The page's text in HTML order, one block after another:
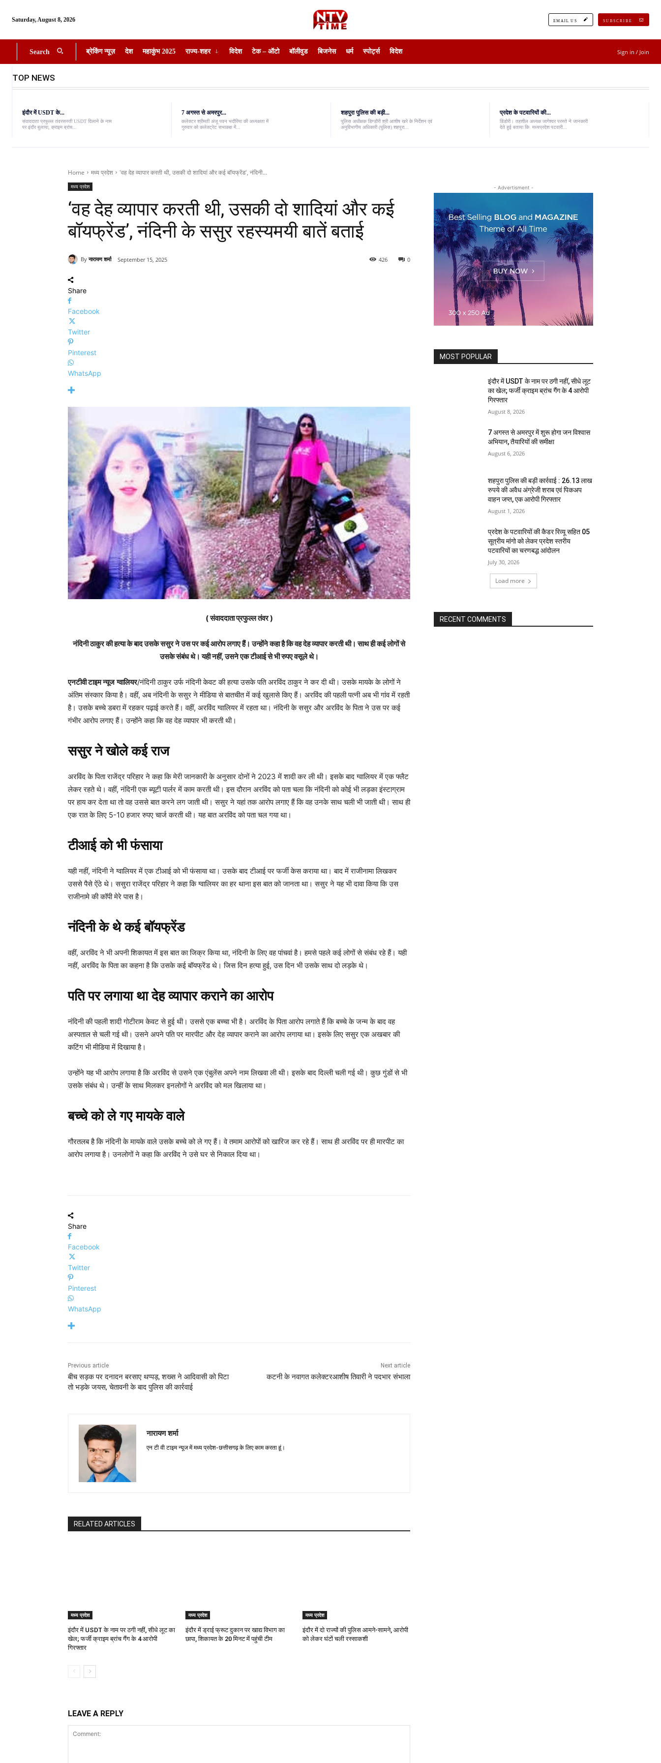
Saturday, August 8, 2026 EMAIL US SUBSCRIBE
Search ब्रेकिंग न्यूज़ देश महाकुंभ 2025 राज्य-शहर विदेश टेक – ऑटो बॉलीवुड बिजनेस धर्म स्पोर्ट्स विदेश Sign in / Join
TOP NEWS
इंदौर में USDT के...
संवाददाता प्रफुल्ल तंवरसस्ती USDT दिलाने के नाम
पर इंदौर बुलाया, क्राइम ब्रांच...
7 अगस्त से अमरपुर...
कलेक्टर श्रीमती अंजू पवन भदौरिया की अध्यक्षता में
गुरुवार को कलेक्ट्रेट सभाकक्ष में...
शहपुरा पुलिस की बड़ी...
पुलिस अधीक्षक डिण्डौरी श्री आशीष खरे के निर्देशन एवं
अनुविभागीय अधिकारी (पुलिस) शहपुरा...
प्रदेश के पटवारियों की...
डिंडोरी। तहशील अध्यक्ष जागेश्वर परस्ते ने जानकारी
देते हुई बताया कि मध्यप्रदेश पटवारी...
Home मध्य प्रदेश 'वह देह व्यापार करती थी, उसकी दो शादियां और कई बॉयफ्रेंड', नंदिनी...
मध्य प्रदेश
‘वह देह व्यापार करती थी, उसकी दो शादियां और कई
बॉयफ्रेंड’, नंदिनी के ससुर रहस्यमयी बातें बताई
By नारायण शर्मा September 15, 2025 0
426
Share
Facebook
Twitter
Pinterest
WhatsApp
( संवाददाता प्रफुल्ल तंवर )
नंदिनी ठाकुर की हत्या के बाद उसके ससुर ने उस पर कई आरोप लगाए हैं। उन्होंने कहा है कि वह देह व्यापार करती थी। साथ ही कई लोगों से
उसके संबंध थे। यही नहीं, उसने एक टीआई से भी रुपए वसूले थे।
एनटीवी टाइम न्यूज ग्वालियर/नंदिनी ठाकुर उर्फ नंदिनी केवट की हत्या उसके पति अरविंद ठाकुर ने कर दी थी। उसके मायके के लोगों ने
अंतिम संस्कार किया है। वहीं, अब नंदिनी के ससुर ने मीडिया से बातचीत में कई खुलासे किए हैं। अरविंद की पहली पत्नी अब भी गांव में रहती
है। उसके बच्चे डबरा में रहकर पढ़ाई करते हैं। वहीं, अरविंद ग्वालियर में रहता था। नंदिनी के ससुर और अरविंद के पिता ने उस पर कई
गंभीर आरोप लगाए हैं। उन्होंने कहा कि वह देह व्यापार भी करती थी।
ससुर ने खोले कई राज
अरविंद के पिता राजेंद्र परिहार ने कहा कि मेरी जानकारी के अनुसार दोनों ने 2023 में शादी कर ली थी। इसके बाद ग्वालियर में एक फ्लैट
लेकर रहते थे। वहीं, नंदिनी एक ब्यूटी पार्लर में काम करती थी। इस दौरान अरविंद को पता चला कि नंदिनी को कोई भी लड़का इंस्टाग्राम
पर हाय कर देता था तो वह उससे बात करने लग जाती थी। ससुर ने यहां तक आरोप लगाए हैं कि वह उनके साथ चली भी जाती थी। साथ ही
एक रात के लिए 5-10 हजार रुपए चार्ज करती थी। यह बात अरविंद को पता चल गया था।
टीआई को भी फंसाया
यही नहीं, नंदिनी ने ग्वालियर में एक टीआई को भी फंसाया था। उसके बाद टीआई पर फर्जी केस कराया था। बाद में राजीनामा लिखकर
उससे पैसे ऐंठे थे। ससुरा राजेंद्र परिहार ने कहा कि ग्वालियर का हर थाना इस बात को जानता था। ससुर ने यह भी दावा किया कि उस
राजीनामे की कॉपी मेरे पास है।
नंदिनी के थे कई बॉयफ्रेंड
वहीं, अरविंद ने भी अपनी शिकायत में इस बात का जिक्र किया था, नंदिनी के लिए वह पांचवां है। हमसे पहले कई लोगों से संबंध रहे हैं। यही
नहीं, अरविंद के पिता का कहना है कि उसके कई बॉयफ्रेंड थे। जिस दिन हत्या हुई, उस दिन भी उसके साथ दो लड़के थे।
पति पर लगाया था देह व्यापार कराने का आरोप
नंदिनी की पहली शादी गोटीराम केवट से हुई थी। उससे एक बच्चा भी है। अरविंद के पिता आरोप लगाते हैं कि बच्चे के जन्म के बाद वह
अस्पताल से चली गई थी। उसने अपने पति पर मारपीट और देह व्यापार कराने का आरोप लगाया था। इसके लिए ससुर एक अखबार की
कटिंग भी मीडिया में दिखाया है।
उन्होंने यह भी आरोप लगाया है कि अरविंद से उसने एक एंबुलेंस अपने नाम लिखवा ली थी। इसके बाद दिल्ली चली गई थी। कुछ गुंडों से भी
उसके संबंध थे। उन्हीं के साथ मिलकर इनलोगों ने अरविंद को मल खिलाया था।
बच्चे को ले गए मायके वाले
गौरतलब है कि नंदिनी के मायके वाले उसके बच्चे को ले गए हैं। वे तमाम आरोपों को खारिज कर रहे हैं। साथ ही अरविंद पर ही मारपीट का
आरोप लगाया है। उनलोगों ने कहा कि अरविंद ने उसे घर से निकाल दिया था।
Share
Facebook
Twitter
Pinterest
WhatsApp
Previous article
बीच सड़क पर दनादन बरसाए थप्पड़, शख्स ने आदिवासी को पिटा
तो भड़के जयस, चेतावनी के बाद पुलिस की कार्रवाई
Next article
कटनी के नवागत कलेक्टरआशीष तिवारी ने पदभार संभाला
नारायण शर्मा
एन टी वी टाइम न्यूज में मध्य प्रदेश-छत्तीसगढ़ के लिए काम करता हूं।
RELATED ARTICLES
मध्य प्रदेश
इंदौर में USDT के नाम पर ठगी नहीं, सीधे लूट का
खेल; फर्जी क्राइम ब्रांच गैंग के 4 आरोपी
गिरफ्तार
मध्य प्रदेश
इंदौर में ड्राई फ्रूट दुकान पर खाद्य विभाग का
छापा, शिकायत के 20 मिनट में पहुंची टीम
मध्य प्रदेश
इंदौर में दो राज्यों की पुलिस आमने-सामने, आरोपी
को लेकर घंटों चली रस्साकशी
LEAVE A REPLY
- Advertisment -
MOST POPULAR
इंदौर में USDT के नाम पर ठगी नहीं, सीधे लूट
का खेल; फर्जी क्राइम ब्रांच गैंग के 4 आरोपी
गिरफ्तार
August 8, 2026
7 अगस्त से अमरपुर में शुरू होगा जन विश्वास
अभियान, तैयारियों की समीक्षा
August 6, 2026
शहपुरा पुलिस की बड़ी कार्रवाई : 26.13 लाख
रुपये की अवैध अंग्रेजी शराब एवं पिकअप
वाहन जप्त, एक आरोपी गिरफ्तार
August 1, 2026
प्रदेश के पटवारियों की कैडर रिव्यू सहित 05
सूत्रीय मांगो को लेकर प्रदेश स्तरीय
पटवारियों का चरणबद्ध आंदोलन
July 30, 2026
Load more
RECENT COMMENTS